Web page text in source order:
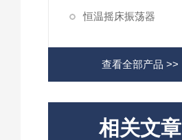
恒温摇床振荡器
查看全部产品 >>
相关文章